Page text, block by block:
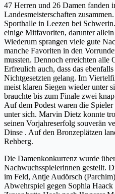
47 Herren und 26 Damen fanden
Landesmeisterschaften
Sporthalle in Leezen bei
einige Mitfavoriten, darunter
Wiederum sprangen viele gute
manche Favoriten in den
mussten. Dennoch erreichten alle
Erfreulich auch, dass das
Nichtgesetzten gelang. Im
meist klaren Siegen wieder unter
brauchte bis zum Finale zwei
Auf dem Podest waren die
unter sich. Marvin Dietz konnte
seinen Vorjahreserfolg souverän
Dinse . Auf den Bronzeplätzen
Rehberg.
Die Damenkonkurrenz wurde
Nachwuchsspielerinnen gestellt.
im Feld, Antje Audörsch
Abwehrspiel gegen Sophia